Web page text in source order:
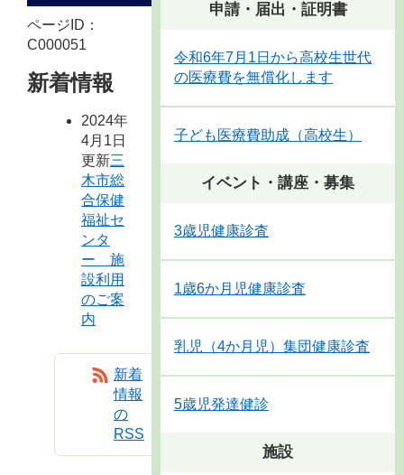
ページID：
C000051
新着情報
2024年
4月1日
更新三
木市総
合保健
福祉セ
ンタ
ー 施
設利用
のご案
内
新着
情報
の
RSS
申請・届出・証明書
令和6年7月1日から高校生世代
の医療費を無償化します
子ども医療費助成（高校生）
イベント・講座・募集
3歳児健康診査
1歳6か月児健康診査
乳児（4か月児）集団健康診査
5歳児発達健診
施設